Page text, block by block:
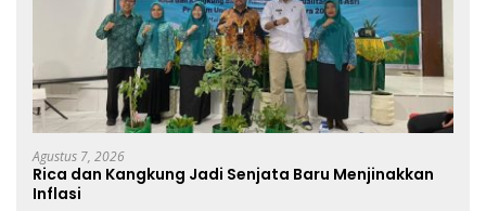
Agustus 7, 2026
Rica dan Kangkung Jadi Senjata Baru Menjinakkan
Inflasi